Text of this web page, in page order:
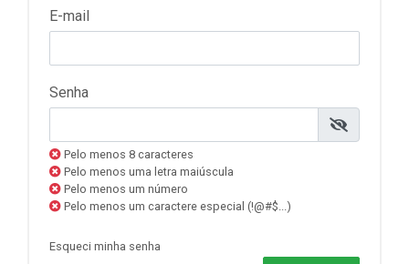
E-mail
Senha
Pelo menos 8 caracteres
Pelo menos uma letra maiúscula
Pelo menos um número
Pelo menos um caractere especial (!@#$...)
Esqueci minha senha